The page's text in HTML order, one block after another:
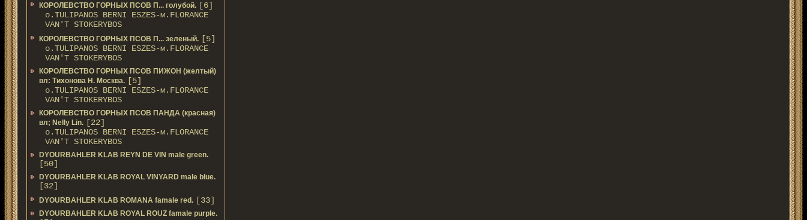
КОРОЛЕВСТВО ГОРНЫХ ПСОВ П... голубой. [6]
о.TULIPANOS BERNI ESZES-м.FLORANCE
VAN'T STOKERYBOS
КОРОЛЕВСТВО ГОРНЫХ ПСОВ П... зеленый. [5]
о.TULIPANOS BERNI ESZES-м.FLORANCE
VAN'T STOKERYBOS
КОРОЛЕВСТВО ГОРНЫХ ПСОВ ПИЖОН (желтый)
вл: Тихонова Н. Москва. [5]
о.TULIPANOS BERNI ESZES-м.FLORANCE
VAN'T STOKERYBOS
КОРОЛЕВСТВО ГОРНЫХ ПСОВ ПАНДА (красная)
вл; Nelly Lin. [22]
о.TULIPANOS BERNI ESZES-м.FLORANCE
VAN'T STOKERYBOS
DYOURBAHLER KLAB REYN DE VIN male green.
[50]
DYOURBAHLER KLAB ROYAL VINYARD male blue.
[32]
DYOURBAHLER KLAB ROMANA famale red. [33]
DYOURBAHLER KLAB ROYAL ROUZ famale purple.